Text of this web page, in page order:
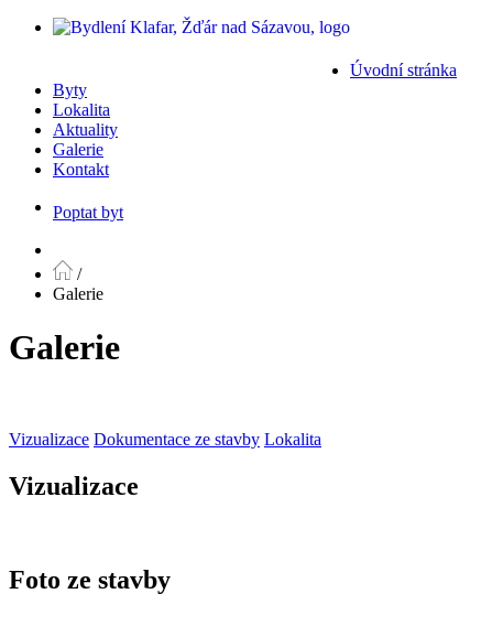
Úvodní stránka
Byty
Lokalita
Aktuality
Galerie
Kontakt
Poptat byt
/
Galerie
Galerie
Vizualizace Dokumentace ze stavby Lokalita
Vizualizace
Foto ze stavby